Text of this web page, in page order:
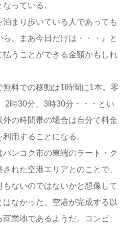
っている。
まり歩いている人であっても
ら、まあ今日だけは・・・』と
払うことができる金額かもしれ
無料での移動は1時間に1本。零
2時30分、3時30分・・・とい
外の時間帯の場合は自分で料金
用することになる。
ンコク市の東端のラート・ク
れた空港エリアとのことで、
もないのではないかと想像して
なかった。空港が完成する以
業地であるようだ。コンビ